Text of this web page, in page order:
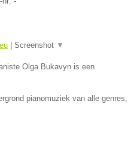
Screenshot ▼
Olga Bukavyn is een
pianomuziek van alle genres,